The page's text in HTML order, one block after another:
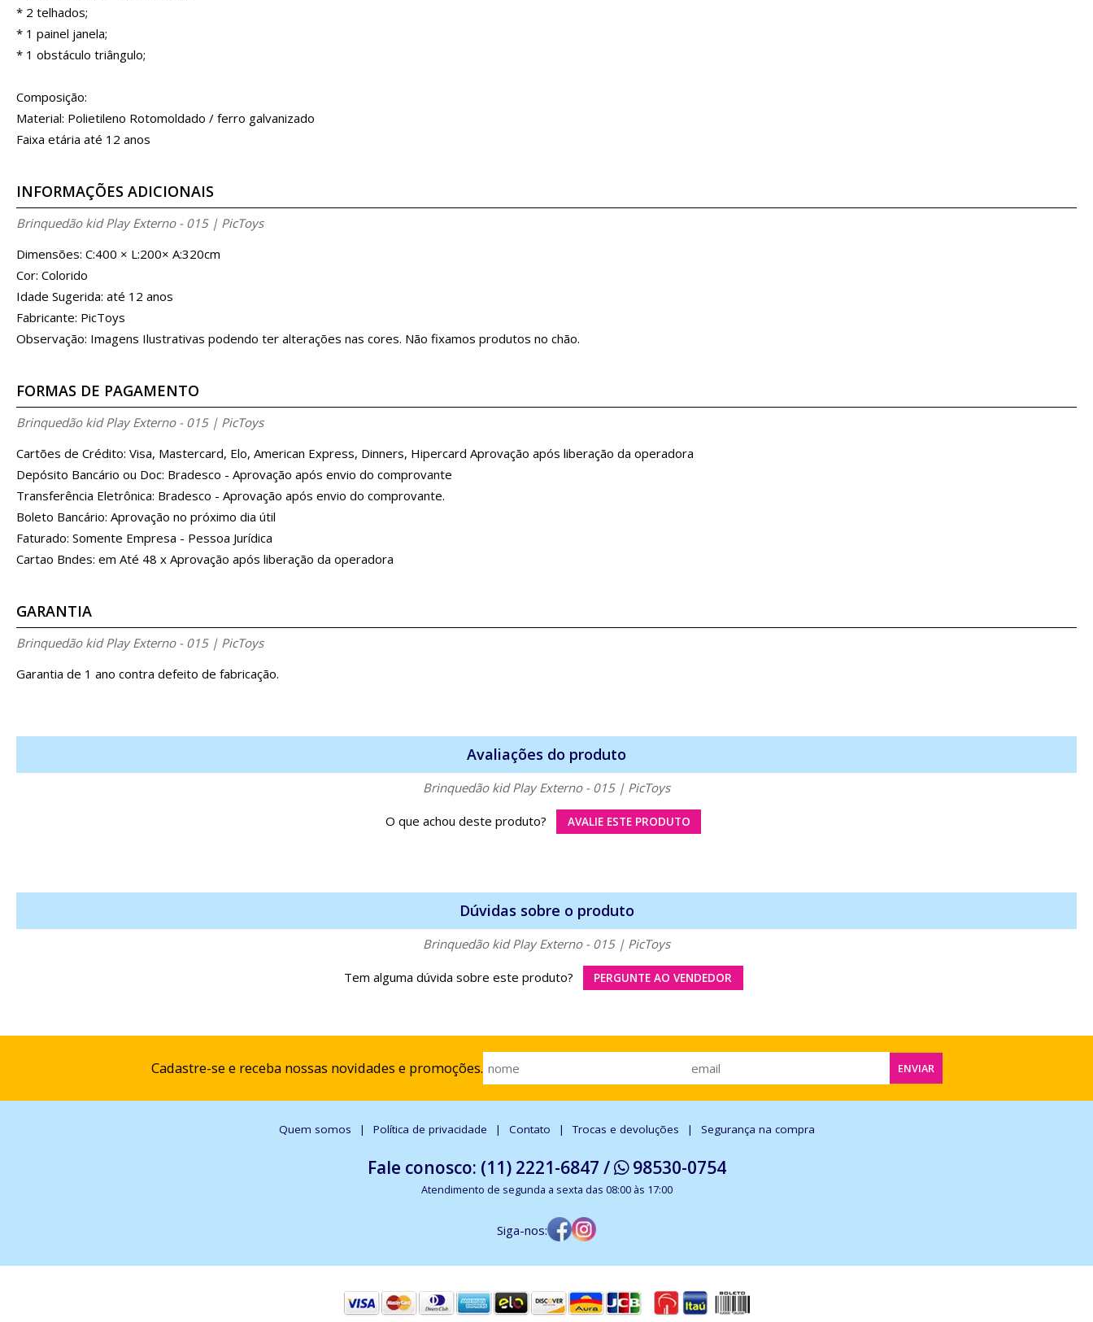
* 2 telhados;
* 1 painel janela;
* 1 obstáculo triângulo;
Composição:
Material: Polietileno Rotomoldado / ferro galvanizado
Faixa etária até 12 anos
INFORMAÇÕES ADICIONAIS
Brinquedão kid Play Externo - 015 | PicToys
Dimensões: C:400 × L:200× A:320cm
Cor: Colorido
Idade Sugerida: até 12 anos
Fabricante: PicToys
Observação: Imagens Ilustrativas podendo ter alterações nas cores. Não fixamos produtos no chão.
FORMAS DE PAGAMENTO
Brinquedão kid Play Externo - 015 | PicToys
Cartões de Crédito: Visa, Mastercard, Elo, American Express, Dinners, Hipercard Aprovação após liberação da operadora
Depósito Bancário ou Doc: Bradesco - Aprovação após envio do comprovante
Transferência Eletrônica: Bradesco - Aprovação após envio do comprovante.
Boleto Bancário: Aprovação no próximo dia útil
Faturado: Somente Empresa - Pessoa Jurídica
Cartao Bndes: em Até 48 x Aprovação após liberação da operadora
GARANTIA
Brinquedão kid Play Externo - 015 | PicToys
Garantia de 1 ano contra defeito de fabricação.
Avaliações do produto
Brinquedão kid Play Externo - 015 | PicToys
O que achou deste produto? AVALIE ESTE PRODUTO
Dúvidas sobre o produto
Brinquedão kid Play Externo - 015 | PicToys
Tem alguma dúvida sobre este produto? PERGUNTE AO VENDEDOR
Cadastre-se e receba nossas novidades e promoções. ENVIAR
Quem somos Política de privacidade Contato Trocas e devoluções Segurança na compra
Fale conosco: (11) 2221-6847 / 98530-0754
Atendimento de segunda a sexta das 08:00 às 17:00
Siga-nos: